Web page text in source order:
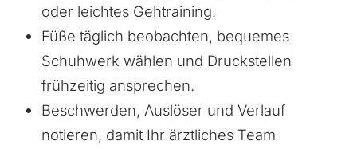
oder leichtes Gehtraining.
Füße täglich beobachten, bequemes
Schuhwerk wählen und Druckstellen
frühzeitig ansprechen.
Beschwerden, Auslöser und Verlauf
notieren, damit Ihr ärztliches Team